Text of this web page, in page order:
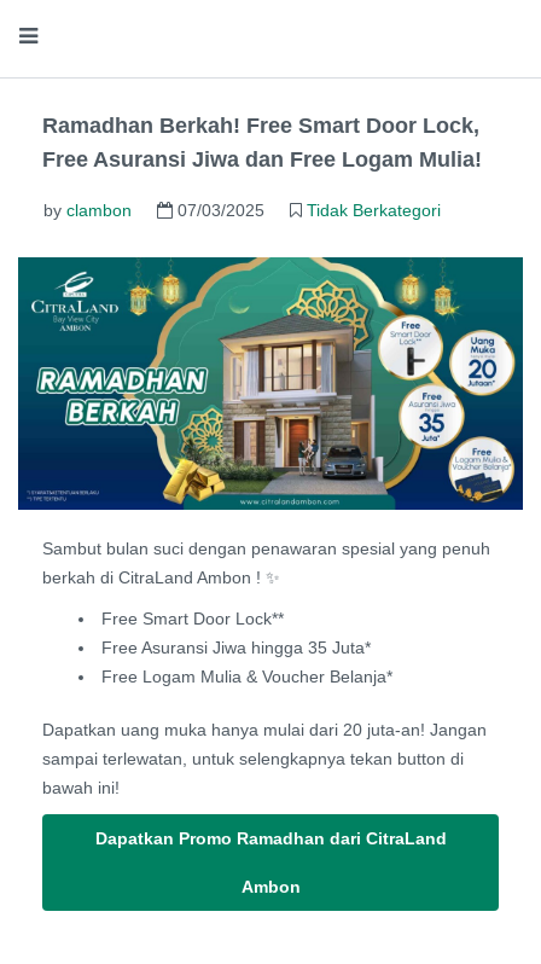
Ramadhan Berkah! Free Smart Door Lock,
Free Asuransi Jiwa dan Free Logam Mulia!
by clambon 07/03/2025 Tidak Berkategori
Sambut bulan suci dengan penawaran spesial yang penuh
berkah di CitraLand Ambon ! ✨
Free Smart Door Lock**
Free Asuransi Jiwa hingga 35 Juta*
Free Logam Mulia & Voucher Belanja*
Dapatkan uang muka hanya mulai dari 20 juta-an! Jangan
sampai terlewatan, untuk selengkapnya tekan button di
bawah ini!
Dapatkan Promo Ramadhan dari CitraLand
Ambon